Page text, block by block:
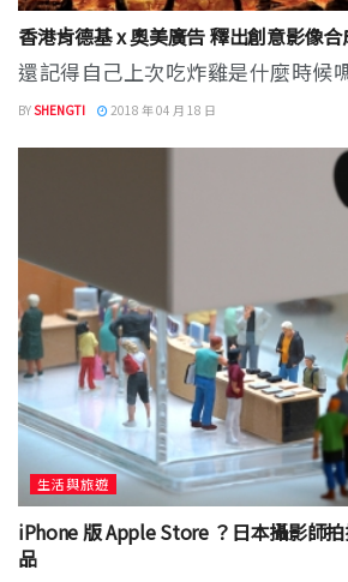
香港肯德基 x 奧美廣告 釋出創意影像
還記得自己上次吃炸雞是什麼時候
BYSHENGTI 2018 年 04 月 18 日
生活與旅遊
iPhone 版 Apple Store ？日本攝影師
品